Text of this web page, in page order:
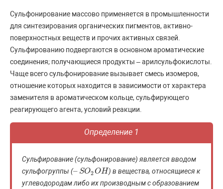
Сульфонирование массово применяется в промышленности
для синтезирования органических пигментов, активно-
поверхностных веществ и прочих активных связей.
Сульфированию подвергаются в основном ароматические
соединения; получающиеся продукты – арилсульфокислоты.
Чаще всего сульфонирование вызывает смесь изомеров,
отношение которых находится в зависимости от характера
заменителя в ароматическом кольце, сульфирующего
реагирующего агента, условий реакции.
Определение 1
Сульфирование (сульфонирование) является вводом
сульфогруппы (– SO2OH
–SO2OH
) в вещества, относящиеся к
углеводородам либо их производным с образованием